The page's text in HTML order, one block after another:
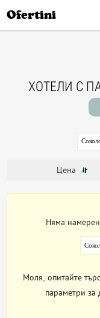
Ofertini
ХОТЕЛИ С
Цена
Няма
Моля, опитайте
параметри за